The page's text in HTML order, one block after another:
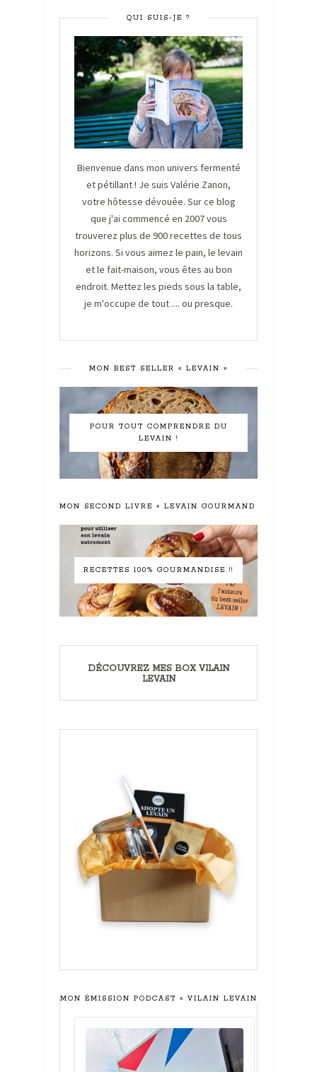
QUI SUIS-JE ?
Bienvenue dans mon univers fermenté
et pétillant ! Je suis Valérie Zanon,
votre hôtesse dévouée. Sur ce blog
que j'ai commencé en 2007 vous
trouverez plus de 900 recettes de tous
horizons. Si vous aimez le pain, le levain
et le fait-maison, vous êtes au bon
endroit. Mettez les pieds sous la table,
je m'occupe de tout .... ou presque.
MON BEST SELLER « LEVAIN »
POUR TOUT COMPRENDRE DU
LEVAIN !
MON SECOND LIVRE « LEVAIN GOURMAND »
RECETTES 100% GOURMANDISE !!
DÉCOUVREZ MES BOX VILAIN
LEVAIN
MON ÉMISSION PODCAST « VILAIN LEVAIN »